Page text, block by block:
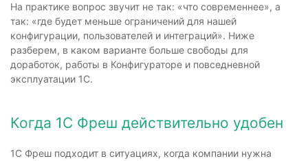
На практике вопрос звучит не так: «что современнее», а
так: «где будет меньше ограничений для нашей
конфигурации, пользователей и интеграций». Ниже
разберем, в каком варианте больше свободы для
доработок, работы в Конфигураторе и повседневной
эксплуатации 1С.
Когда 1С Фреш действительно удобен
1С Фреш подходит в ситуациях, когда компании нужна